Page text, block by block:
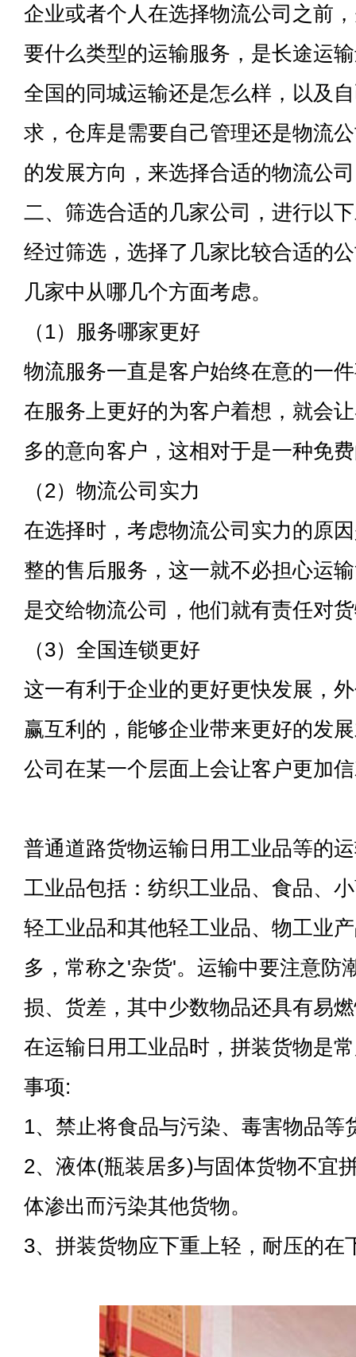
企业或者个人在选择物流公司之前
要什么类型的运输服务，是长途运
全国的同城运输还是怎么样，以及
求，仓库是需要自己管理还是物流
的发展方向，来选择合适的物流公
二、筛选合适的几家公司，进行以
经过筛选，选择了几家比较合适的
几家中从哪几个方面考虑。
（1）服务哪家更好
物流服务一直是客户始终在意的一
在服务上更好的为客户着想，就会
多的意向客户，这相对于是一种免
（2）物流公司实力
在选择时，考虑物流公司实力的原
整的售后服务，这一就不必担心运
是交给物流公司，他们就有责任对
（3）全国连锁更好
这一有利于企业的更好更快发展，
赢互利的，能够企业带来更好的发
公司在某一个层面上会让客户更加
普通道路货物运输日用工业品等的
工业品包括：纺织工业品、食品、
轻工业品和其他轻工业品、物工业
多，常称之'杂货'。运输中要注意防
损、货差，其中少数物品还具有易
在运输日用工业品时，拼装货物是
事项:
1、禁止将食品与污染、毒害物品等
2、液体(瓶装居多)与固体货物不宜
体渗出而污染其他货物。
3、拼装货物应下重上轻，耐压的在